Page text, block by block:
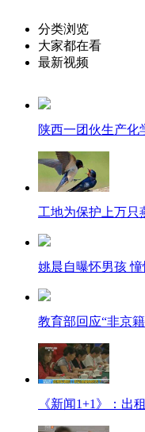
分类浏览
大家都在看
最新视频
陕西一团伙生产化
工地为保护上万只
姚晨自曝怀男孩
教育部回应“非京
《新闻1+1》：出